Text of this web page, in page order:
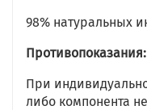
98% натуральных
Противопоказания:
При
либо компонента